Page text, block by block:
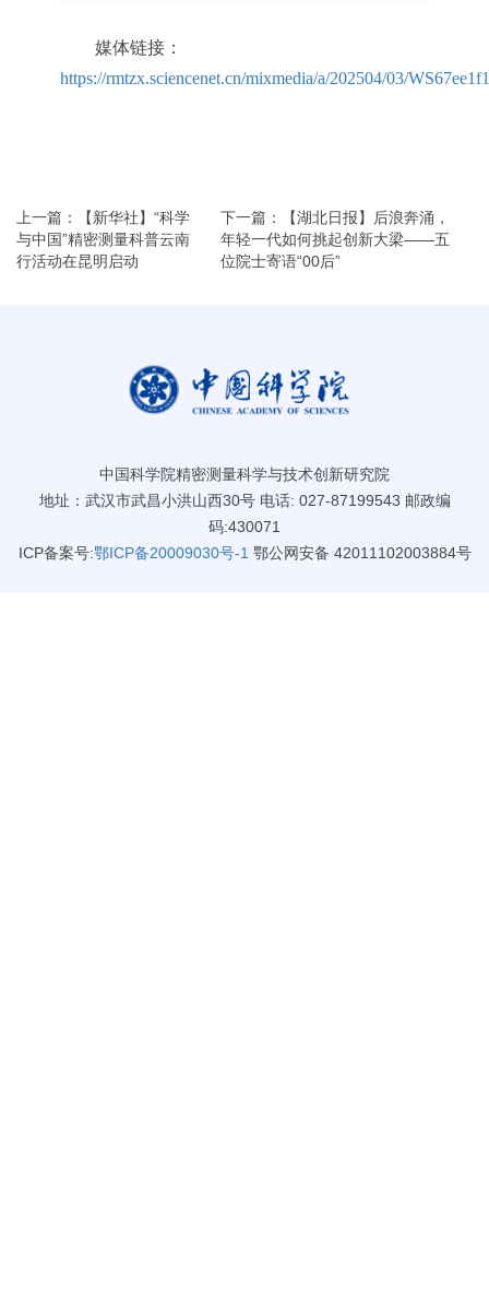
媒体链接：
https://rmtzx.sciencenet.cn/mixmedia/a/202504/03/
上一篇：【新华社】“科学
与中国”精密测量科普云南
行活动在昆明启动
下一篇：【湖北日报】后浪奔涌，
年轻一代如何挑起创新大梁——五
位院士寄语“00后”
中国科学院精密测量科学与技术创新研究院
地址：武汉市武昌小洪山西30号 电话: 027-87199543 邮政编
码:430071
ICP备案号:鄂ICP备20009030号-1 鄂公网安备 42011102003884号